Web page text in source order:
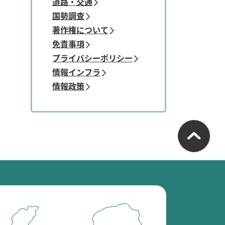
国勢調査
著作権について
免責事項
プライバシーポリシー
情報インフラ
情報政策